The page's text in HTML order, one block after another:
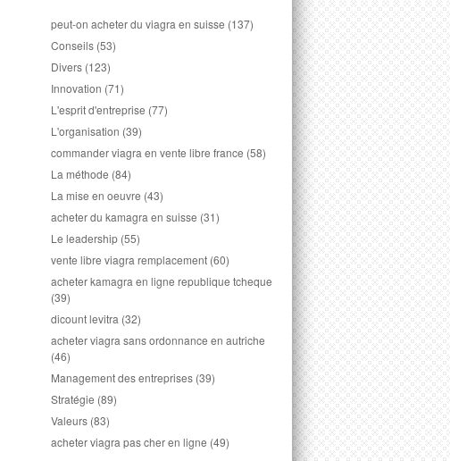
peut-on acheter du viagra en suisse (137)
Conseils (53)
Divers (123)
Innovation (71)
L'esprit d'entreprise (77)
L'organisation (39)
commander viagra en vente libre france (58)
La méthode (84)
La mise en oeuvre (43)
acheter du kamagra en suisse (31)
Le leadership (55)
vente libre viagra remplacement (60)
acheter kamagra en ligne republique tcheque
(39)
dicount levitra (32)
acheter viagra sans ordonnance en autriche
(46)
Management des entreprises (39)
Stratégie (89)
Valeurs (83)
acheter viagra pas cher en ligne (49)